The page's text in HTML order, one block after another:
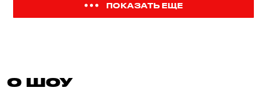
ПОКАЗАТЬ ЕЩЕ
О ШОУ